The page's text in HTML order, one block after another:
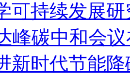
可持续发展
峰碳中和会
新时代节能降